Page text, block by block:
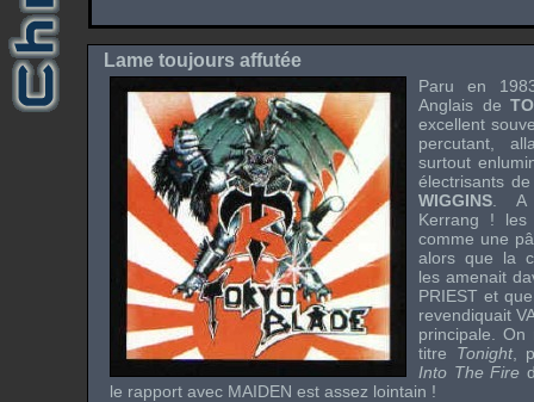
Lame toujours affutée
Paru en
Anglais de
excellent
percutant,
surtout
électrisants
WIGGINS . A
Kerrang ! les
comme une
alors que la
les amenait
PRIEST et
revendiquait
principale.
titre Tonight,
Into The Fire
le rapport avec MAIDEN est assez lointain !